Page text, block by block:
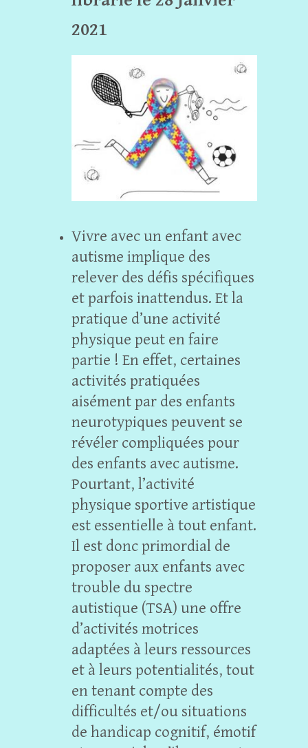
2021
Vivre avec un enfant avec
autisme implique des
relever des défis spécifiques
et parfois inattendus. Et la
pratique d’une activité
physique peut en faire
partie ! En effet, certaines
activités pratiquées
aisément par des enfants
neurotypiques peuvent se
révéler compliquées pour
des enfants avec autisme.
Pourtant, l’activité
physique sportive artistique
est essentielle à tout enfant.
Il est donc primordial de
proposer aux enfants avec
trouble du spectre
autistique (TSA) une offre
d’activités motrices
adaptées à leurs ressources
et à leurs potentialités, tout
en tenant compte des
difficultés et/ou situations
de handicap cognitif, émotif